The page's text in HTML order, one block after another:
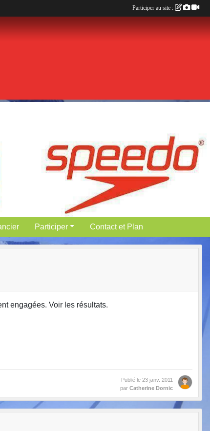
Participer Contact et Plan
engagées. Voir les résultats.
Publié le 23 janv. 2011
par Catherine Dornic
Participer au site :